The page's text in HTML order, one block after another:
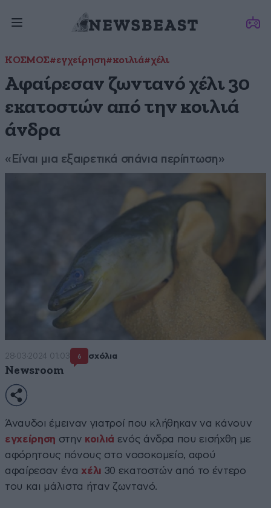
ΚΟΣΜΟΣ#εγχείρηση#κοιλιά#χέλι
Αφαίρεσαν ζωντανό χέλι 30
εκατοστών από την κοιλιά
άνδρα
«Είναι μια εξαιρετικά σπάνια περίπτωση»
28·03·2024 01:03 6 σχόλια
Newsroom
Άναυδοι έμειναν γιατροί που κλήθηκαν να κάνουν
εγχείρηση στην κοιλιά ενός άνδρα που εισήχθη με
αφόρητους πόνους στο νοσοκομείο, αφού
αφαίρεσαν ένα χέλι 30 εκατοστών από το έντερο
του και μάλιστα ήταν ζωντανό.